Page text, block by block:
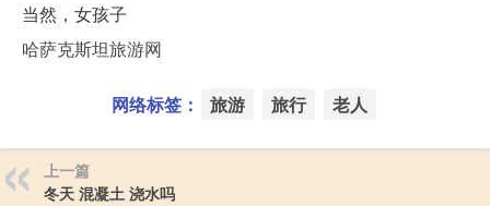
当然，女孩子
哈萨克斯坦旅游网
网络标签： 旅游 旅行 老人
上一篇
冬天 混凝土 浇水吗